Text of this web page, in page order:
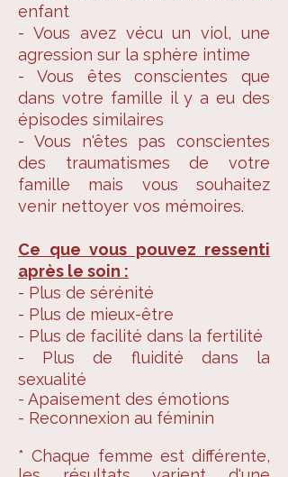
enfant
- Vous avez vécu un viol, une
agression sur la sphère intime
- Vous êtes conscientes que
dans votre famille il y a eu des
épisodes similaires
- Vous n'êtes pas conscientes
des traumatismes de votre
famille mais vous souhaitez
venir nettoyer vos mémoires.
Ce que vous pouvez ressenti
après le soin :
- Plus de sérénité
- Plus de mieux-être
- Plus de facilité dans la fertilité
- Plus de fluidité dans la
sexualité
- Apaisement des émotions
- Reconnexion au féminin
* Chaque femme est différente,